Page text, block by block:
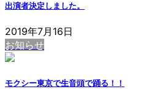
出演者決定しました。
2019年7月16日
お知らせ
モクシー東京で生音頭で踊る！！